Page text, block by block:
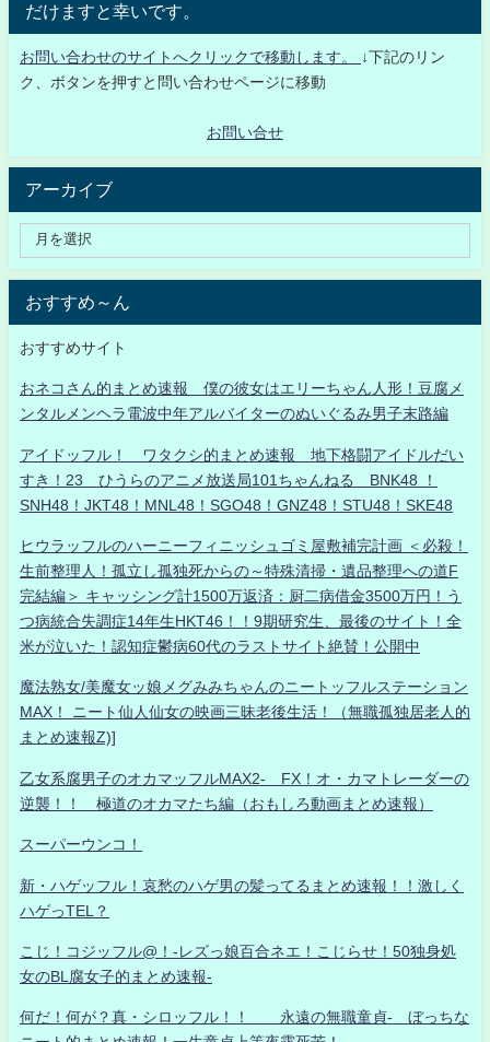
だけますと幸いです。
お問い合わせのサイトへクリックで移動します。
↓下記のリン
ク、ボタンを押すと問い合わせページに移動
お問い合せ
アーカイブ
おすすめ～ん
おすすめサイト
おネコさん的まとめ速報 僕の彼女はエリーちゃん人形！豆腐メ
ンタルメンヘラ電波中年アルバイターのぬいぐるみ男子末路編
アイドッフル！ ワタクシ的まとめ速報 地下格闘アイドルだい
すき！23 ひうらのアニメ放送局101ちゃんねる BNK48 ！
SNH48！JKT48！MNL48！SGO48！GNZ48！STU48！SKE48
ヒウラッフルのハーニーフィニッシュゴミ屋敷補完計画 ＜必殺！
生前整理人！孤立し孤独死からの～特殊清掃・遺品整理への道F
完結編＞ キャッシング計1500万返済：厨二病借金3500万円！う
つ病統合失調症14年生HKT46！！9期研究生、最後のサイト！全
米が泣いた！認知症鬱病60代のラストサイト絶賛！公開中
魔法熟女/美魔女ッ娘メグみみちゃんのニートッフルステーション
MAX！ ニート仙人仙女の映画三昧老後生活！（無職孤独居老人的
まとめ速報Z)]
乙女系腐男子のオカマッフルMAX2- FX！オ・カマトレーダーの
逆襲！！ 極道のオカマたち編（おもしろ動画まとめ速報）
スーパーウンコ！
新・ハゲッフル！哀愁のハゲ男の髪ってるまとめ速報！！激しく
ハゲっTEL？
こじ！コジッフル@！-レズっ娘百合ネエ！こじらせ！50独身処
女のBL腐女子的まとめ速報-
何だ！何が？真・シロッフル！！ 永遠の無職童貞- ぼっちな